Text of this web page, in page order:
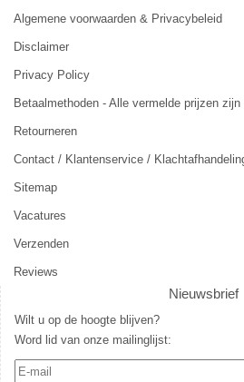
Algemene voorwaarden & Privacybeleid
Disclaimer
Privacy Policy
Betaalmethoden - Alle vermelde prijzen
Retourneren
Contact / Klantenservice /
Sitemap
Vacatures
Verzenden
Reviews
Nieuwsbrief
Wilt u op de hoogte blijven?
Word lid van onze mailinglijst: